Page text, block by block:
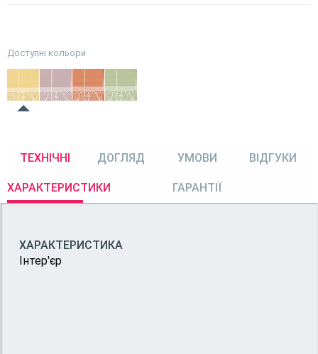
Доступні кольори
ТЕХНІЧНІ
ХАРАКТЕРИСТИКИ
ДОГЛЯД УМОВИ
ГАРАНТІЇ
ВІДГУКИ
ХАРАКТЕРИСТИКА
Інтер'єр